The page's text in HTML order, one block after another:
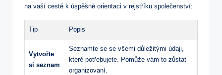
na vaší cestě ​k​ úspěšné orientaci v ⁣rejstříku ‌společenství:
Tip Popis
Vytvořte
si seznam
Seznamte se se všemi​ důležitými údaji,
které potřebujete. Pomůže vám to zůstat
organizovaní.